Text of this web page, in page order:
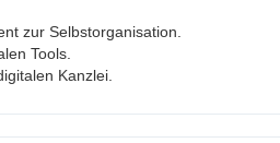
zur Selbstorganisation.
Tools.
Kanzlei.